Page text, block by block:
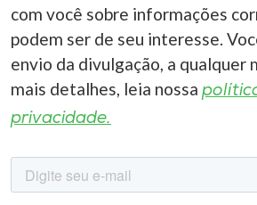
com você sobre informações
podem ser de seu interesse.
envio da divulgação, a qualquer
mais detalhes, leia nossa
privacidade.